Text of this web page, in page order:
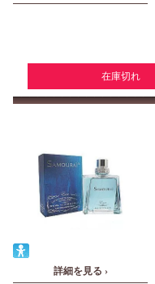
在庫切れ
詳細を見る ›